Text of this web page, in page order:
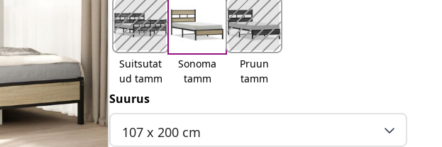
Suitsutat
ud tamm
Sonoma
tamm
Pruun
tamm
Suurus
107 x 200 cm